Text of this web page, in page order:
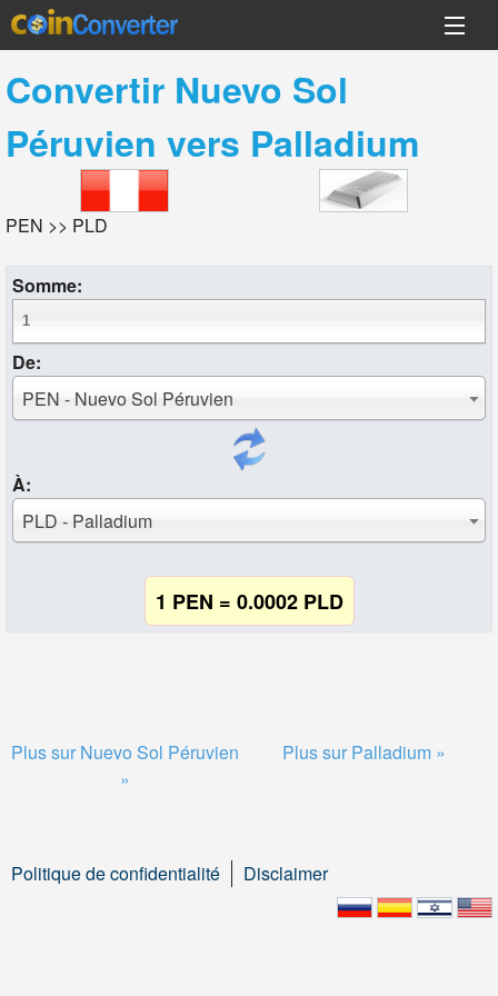
Convertir Nuevo Sol
Péruvien vers Palladium
PEN >> PLD
Somme:
De:
PEN - Nuevo Sol Péruvien
À:
PLD - Palladium
1 PEN = 0.0002 PLD
Plus sur Nuevo Sol Péruvien
»
Plus sur Palladium »
Politique de confidentialité Disclaimer